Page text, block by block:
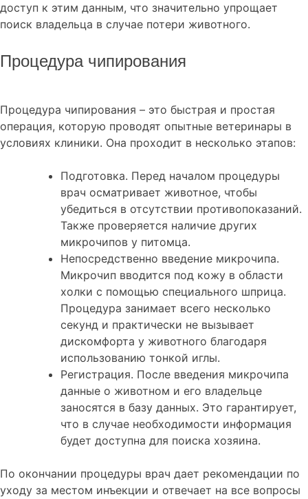
доступ к этим данным, что значительно упрощает
поиск владельца в случае потери животного.
Процедура чипирования
Процедура чипирования – это быстрая и простая
операция, которую проводят опытные ветеринары в
условиях клиники. Она проходит в несколько этапов:
Подготовка. Перед началом процедуры
врач осматривает животное, чтобы
убедиться в отсутствии противопоказаний.
Также проверяется наличие других
микрочипов у питомца.
Непосредственно введение микрочипа.
Микрочип вводится под кожу в области
холки с помощью специального шприца.
Процедура занимает всего несколько
секунд и практически не вызывает
дискомфорта у животного благодаря
использованию тонкой иглы.
Регистрация. После введения микрочипа
данные о животном и его владельце
заносятся в базу данных. Это гарантирует,
что в случае необходимости информация
будет доступна для поиска хозяина.
По окончании процедуры врач дает рекомендации по
уходу за местом инъекции и отвечает на все вопросы